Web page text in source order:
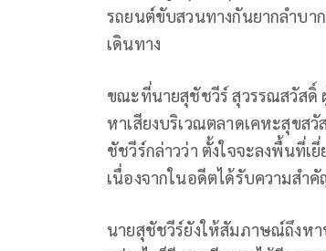
รถยนต์ขับสวนทางกันยากลำบา
เดินทาง
ขณะที่นายสุชัชวีร์​ สุวรรณ​สวัสดิ์​
หาเสียงบริเวณตลาดเคหะสุขส
ชัชวีร์กล่าวว่า ตั้งใจจะลงพื้นที่
เนื่องจากในอดีตได้รับความสำ
นายสุชัชวีร์ยังให้สัมภาษณ์ถึงหา